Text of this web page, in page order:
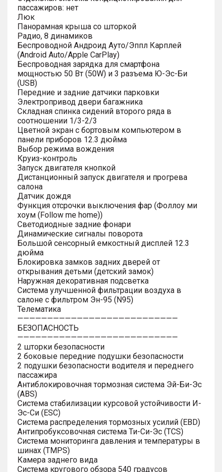
пассажиров: нет
Люк
Панорамная крыша со шторкой
Радио, 8 динамиков
Беспроводной Андроид Ауто/Эппл Карплей
(Android Auto/Apple CarPlay)
Беспроводная зарядка для смартфона
мощностью 50 Вт (50W) и 3 разъема Ю-Эс-Би
(USB)
Передние и задние датчики парковки
Электропривод двери багажника
Складная спинка сидений второго ряда в
соотношении 1/3-2/3
Цветной экран с бортовым компьютером в
панели приборов 12.3 дюйма
Выбор режима вождения
Круиз-контроль
Запуск двигателя кнопкой
Дистанционный запуск двигателя и прогрева
салона
Датчик дождя
Функция отсрочки выключения фар (Фоллоу ми
хоум (Follow me home))
Светодиодные задние фонари
Динамические сигналы поворота
Большой сенсорный емкостный дисплей 12.3
дюйма
Блокировка замков задних дверей от
открывания детьми (детский замок)
Наружная декоративная подсветка
Система улучшенной фильтрации воздуха в
салоне с фильтром Эн-95 (N95)
Телематика
———————————————————————————
БЕЗОПАСНОСТЬ
———————————————————————————
2 шторки безопасности
2 боковые передние подушки безопасности
2 подушки безопасности водителя и переднего
пассажира
Антиблокировочная тормозная система Эй-Би-Эс
(ABS)
Система стабилизации курсовой устойчивости И-
Эс-Си (ESC)
Система распределения тормозных усилий (EBD)
Антипробуксовочная система Ти-Си-Эс (TCS)
Система мониторинга давления и температуры в
шинах (TMPS)
Камера заднего вида
Система кругового обзора 540 градусов